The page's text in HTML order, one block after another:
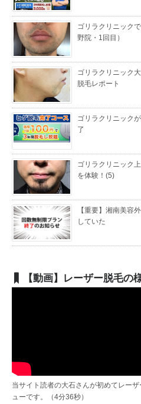
ゴリラクリニック
野院・1回目）
ゴリラクリニック
脱毛レポート
ゴリラクリニック
了
ゴリラクリニック
を体験！(5)
【重要】湘南美容
していた
【動画】レーザー脱毛の
当サイト読者の大石さんが初めてレー
ューです。（4分36秒）